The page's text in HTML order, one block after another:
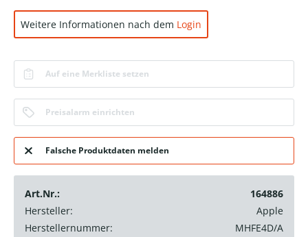
Weitere Informationen nach dem Login
Auf eine Merkliste setzen
Preisalarm einrichten
Falsche Produktdaten melden
Art.Nr.:
164886
Hersteller:
Apple
Herstellernummer:
MHFE4D/A